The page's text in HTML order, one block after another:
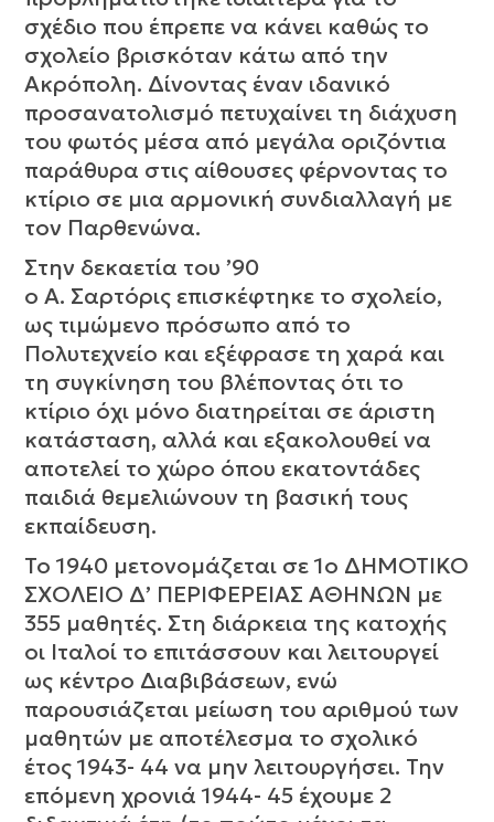
σχέδιο που έπρεπε να κάνει καθώς το
σχολείο βρισκόταν κάτω από την
Ακρόπολη. Δίνοντας έναν ιδανικό
προσανατολισμό πετυχαίνει τη διάχυση
του φωτός μέσα από μεγάλα οριζόντια
παράθυρα στις αίθουσες φέρνοντας το
κτίριο σε μια αρμονική συνδιαλλαγή με
τον Παρθενώνα.
Στην δεκαετία του ’90
ο Α. Σαρτόρις επισκέφτηκε το σχολείο,
ως τιμώμενο πρόσωπο από το
Πολυτεχνείο και εξέφρασε τη χαρά και
τη συγκίνηση του βλέποντας ότι το
κτίριο όχι μόνο διατηρείται σε άριστη
κατάσταση, αλλά και εξακολουθεί να
αποτελεί το χώρο όπου εκατοντάδες
παιδιά θεμελιώνουν τη βασική τους
εκπαίδευση.
Το 1940 μετονομάζεται σε 1ο ΔΗΜΟΤΙΚΟ
ΣΧΟΛΕΙΟ Δ’ ΠΕΡΙΦΕΡΕΙΑΣ ΑΘΗΝΩΝ με
355 μαθητές. Στη διάρκεια της κατοχής
οι Ιταλοί το επιτάσσουν και λειτουργεί
ως κέντρο Διαβιβάσεων, ενώ
παρουσιάζεται μείωση του αριθμού των
μαθητών με αποτέλεσμα το σχολικό
έτος 1943- 44 να μην λειτουργήσει. Την
επόμενη χρονιά 1944- 45 έχουμε 2